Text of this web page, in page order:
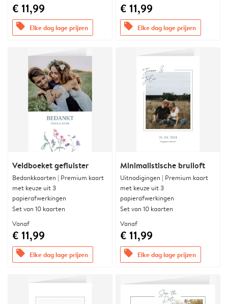
€ 11,99
offers Elke dag lage prijzen
€ 11,99
offers Elke dag lage prijzen
Veldboeket gefluister
Bedankkaarten | Premium kaart
met keuze uit 3
papierafwerkingen
Set van 10 kaarten
Vanaf
€ 11,99
offers Elke dag lage prijzen
Minimalistische bruiloft
Uitnodigingen | Premium kaart
met keuze uit 3
papierafwerkingen
Set van 10 kaarten
Vanaf
€ 11,99
offers Elke dag lage prijzen